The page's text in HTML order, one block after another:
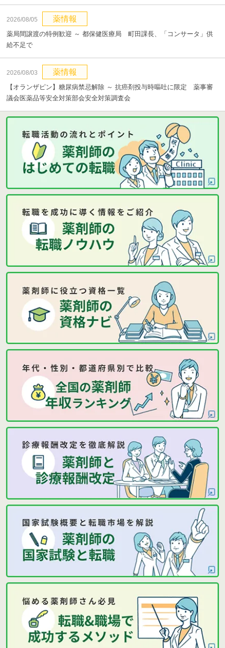
2026/08/05 薬情報
薬局間譲渡の特例歓迎 ～ 都保健医療局 町田課長、「コンサータ」供
給不足で
2026/08/03 薬情報
【オランザピン】糖尿病禁忌解除 ～ 抗癌剤投与時嘔吐に限定 薬事審
議会医薬品等安全対策部会安全対策調査会